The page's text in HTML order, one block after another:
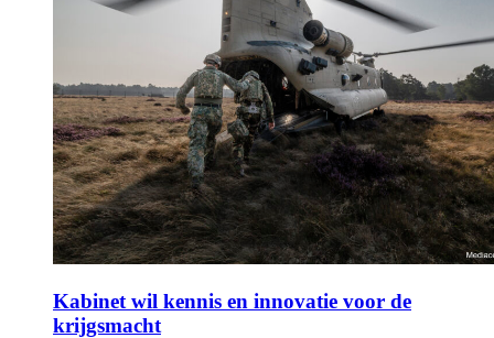
Kabinet wil kennis en innovatie voor de
krijgsmacht